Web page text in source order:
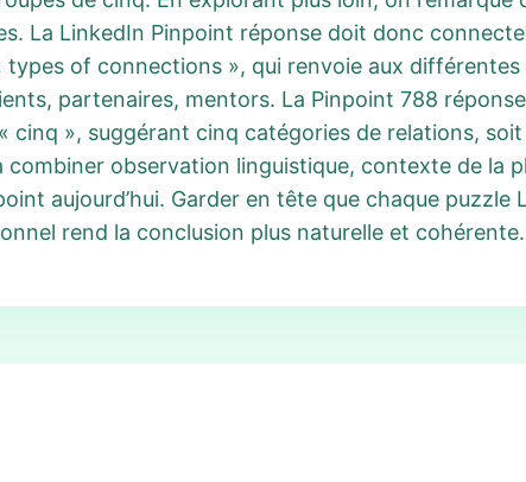
La LinkedIn Pinpoint réponse doit donc
of connections », qui renvoie aux
partenaires, mentors. La Pinpoint 788
cinq », suggérant cinq catégories de relations,
observation linguistique, contexte de la
aujourd’hui. Garder en tête que chaque puzzle
rend la conclusion plus naturelle et cohérente.